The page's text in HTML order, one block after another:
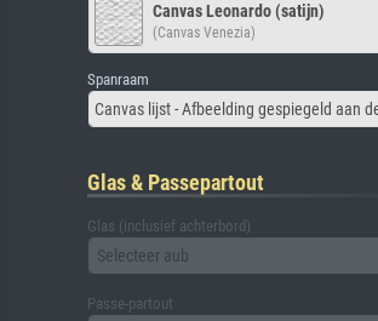
Canvas Leonardo (satijn)
(Canvas Venezia)
Spanraam
Glas & Passepartout
Glas (inclusief achterbord)
Selecteer aub
Passe-partout